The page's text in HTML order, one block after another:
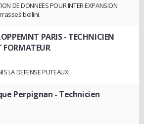
DE DONNEES POUR INTER EXPANSION
bellini.
PARIS- TECHNICIEN
FORMATEUR
LA DEFENSE PUTEAUX
Perpignan - Technicien